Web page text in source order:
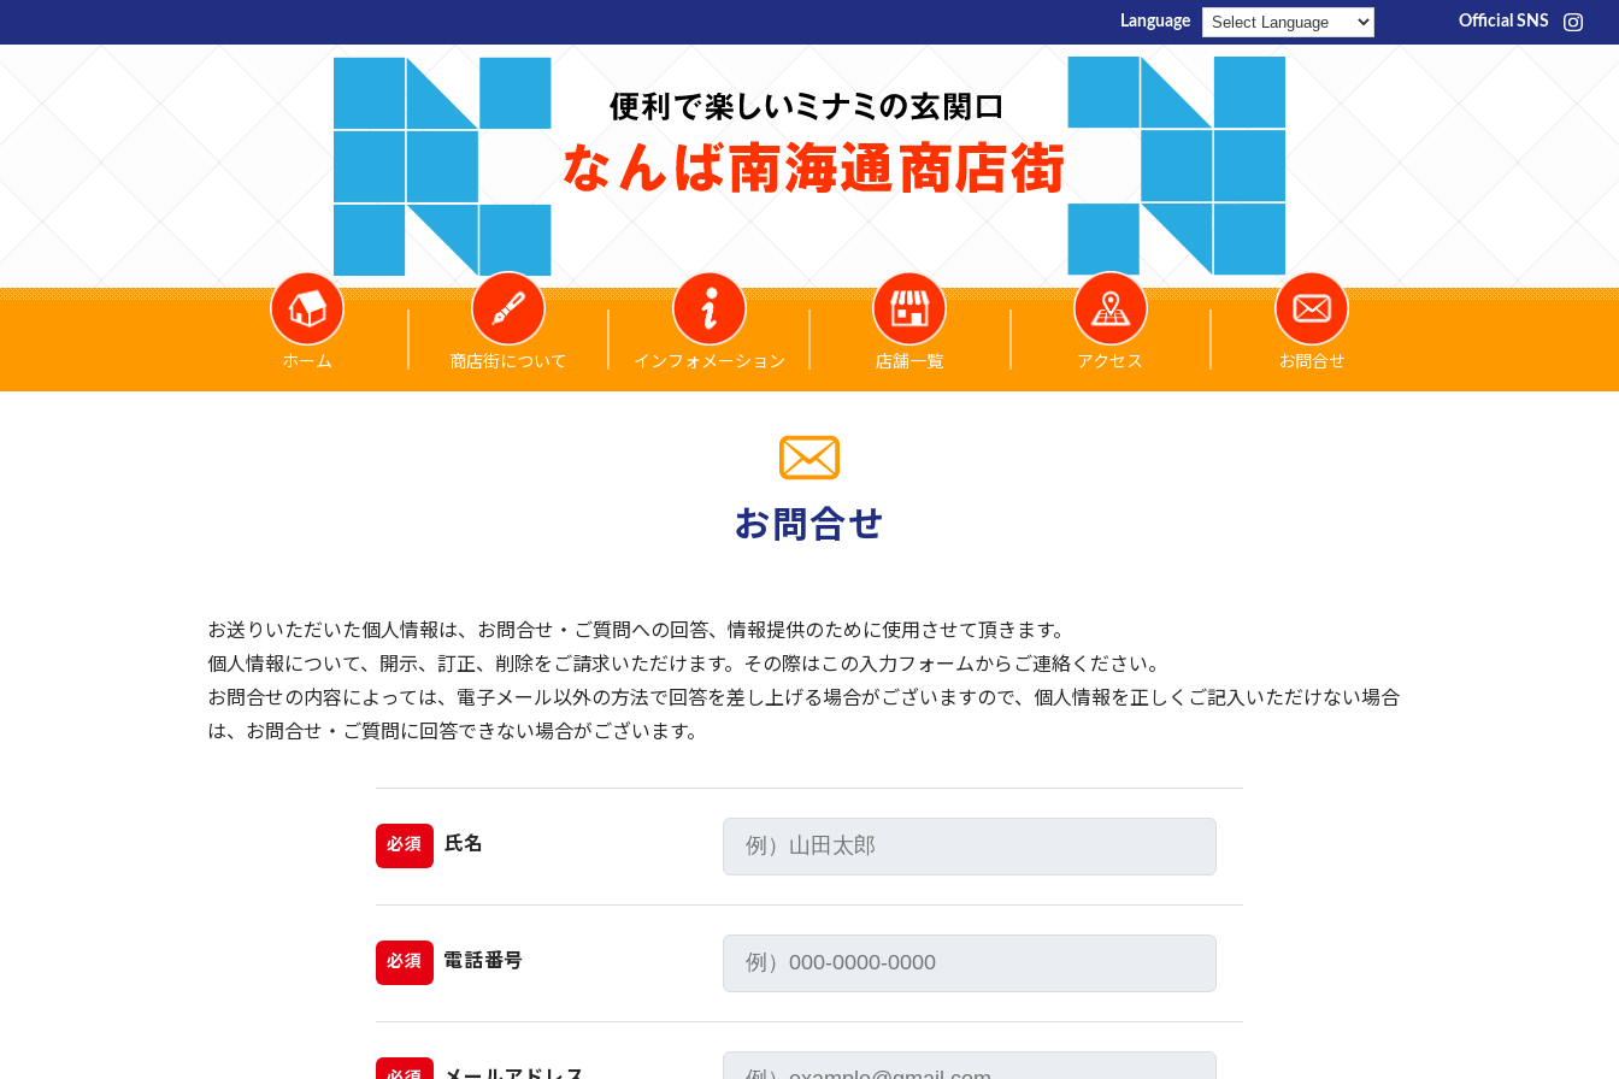
Language Official SNS
ホーム 商店街について インフォメーション 店舗一覧 アクセス お問合せ
お問合せ
お送りいただいた個人情報は、お問合せ・ご質問への回答、情報提供のために使用させて頂きます。
個人情報について、開示、訂正、削除をご請求いただけます。その際はこの入力フォームからご連絡ください。
お問合せの内容によっては、電子メール以外の方法で回答を差し上げる場合がございますので、個人情報を正しくご記入いただけない場合
は、お問合せ・ご質問に回答できない場合がございます。
必須 氏名
必須 電話番号